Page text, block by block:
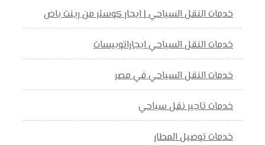
خدمات النقل السياحي | ايجار كوستر من رينت باص
خدمات النقل السياحي ايجاراتوبيسات
خدمات النقل السياحي في مصر
خدمات تاجير نقل سياحي
خدمات توصيل المطار